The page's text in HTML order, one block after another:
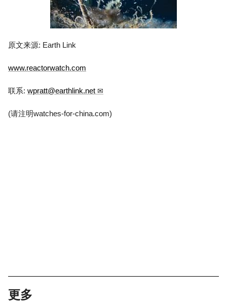
原文来源: Earth Link
www.reactorwatch.com
联系: wpratt@earthlink.net
(请注明watches-for-china.com)
更多